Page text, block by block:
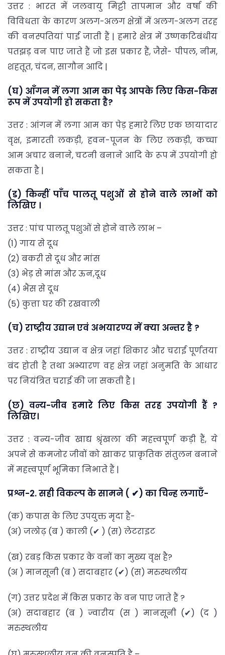
उत्तर : भारत में जलवायु मिट्टी तापमान और वर्षा की
विविधता के कारण अलग-अलग क्षेत्रों में अलग-अलग तरह
की वनस्पतियां पाई जाती हैं | हमारे क्षेत्र में उष्णकटिबंधीय
पतझड़ वन पाए जाते हैं जो इस प्रकार हैं, जैसे- पीपल, नीम,
शहतूत, चंदन, सागौन आदि |
(घ) आँगन में लगा आम का पेड़ आपके लिए किस-किस
रूप में उपयोगी हो सकता है?
उत्तर : आंगन में लगा आम का पेड़ हमारे लिए एक छायादार
वृक्ष, इमारती लकड़ी, हवन-पूजन के लिए लकड़ी, कच्चा
आम अचार बनाने, चटनी बनाने आदि के रूप में उपयोगी हो
सकता है |
(ड) किन्हीं पाँच पालतू पशुओं से होने वाले लाभों को
लिखिए ।
उत्तर : पांच पालतू पशुओं से होने वाले लाभ –
(1) गाय से दूध
(2) बकरी से दूध और मांस
(3) भेड़ से मांस और ऊन,दूध
(4) भैंस से दूध
(5) कुत्ता घर की रखवाली
(च) राष्ट्रीय उद्यान एवं अभयारण्य में क्या अन्तर है ?
उत्तर : राष्ट्रीय उद्यान व क्षेत्र जहां शिकार और चराई पूर्णतया
बंद होती है तथा अभ्यारण वह क्षेत्र जहां अनुमति के आधार
पर नियंत्रित चराई की जा सकती है |
(छ) वन्य-जीव हमारे लिए किस तरह उपयोगी हैं ?
लिखिए।
उत्तर : वन्य-जीव खाद्य श्रृंखला की महत्त्वपूर्ण कड़ी हैं, ये
अपने से कमजोर जीवों को खाकर प्राकृतिक संतुलन बनाने
में महत्त्वपूर्ण भूमिका निभाते हैं |
प्रश्न-2. सही विकल्प के सामने ( ✔) का चिन्ह लगाएँ-
(क) कपास के लिए उपयुक्त मृदा है-
(अ) जलोढ़ (ब ) काली (✔ ) (स) लेटराइट
(ख) रबड़ किस प्रकार के वनों का मुख्य वृक्ष है?
(अ ) मानसूनी (ब ) सदाबहार (✔) (स) मरुस्थलीय
(ग) उत्तर प्रदेश में किस प्रकार के वन पाए जाते हैं ?
(अ) सदाबहार (ब ) ज्वारीय (स ) मानसूनी (✔) (द )
मरुस्थलीय